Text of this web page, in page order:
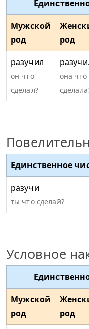
Мужской
род
род
разучил
он что
сделал?
она что
Единственное
разучи
ты что сделай?
Условное
Мужской
род
род